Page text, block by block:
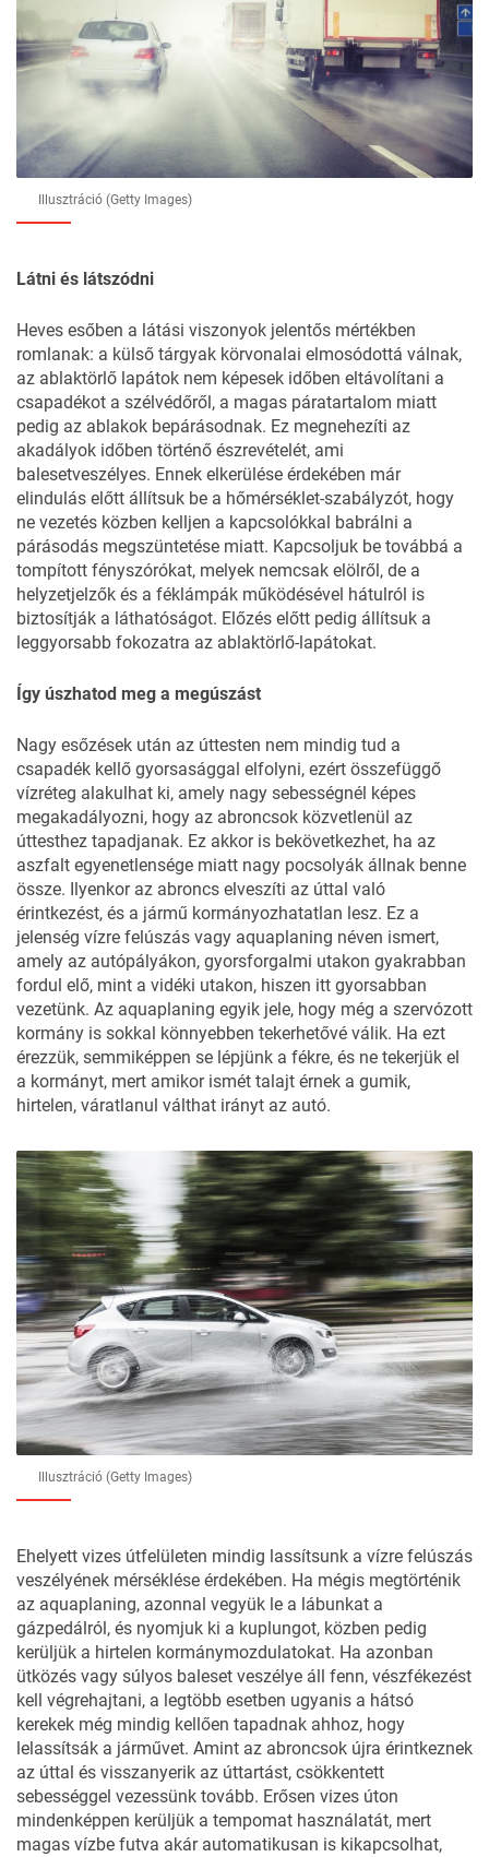
Illusztráció (Getty Images)
Látni és látszódni
Heves esőben a látási viszonyok jelentős mértékben
romlanak: a külső tárgyak körvonalai elmosódottá válnak,
az ablaktörlő lapátok nem képesek időben eltávolítani a
csapadékot a szélvédőről, a magas páratartalom miatt
pedig az ablakok bepárásodnak. Ez megnehezíti az
akadályok időben történő észrevételét, ami
balesetveszélyes. Ennek elkerülése érdekében már
elindulás előtt állítsuk be a hőmérséklet-szabályzót, hogy
ne vezetés közben kelljen a kapcsolókkal babrálni a
párásodás megszüntetése miatt. Kapcsoljuk be továbbá a
tompított fényszórókat, melyek nemcsak elölről, de a
helyzetjelzők és a féklámpák működésével hátulról is
biztosítják a láthatóságot. Előzés előtt pedig állítsuk a
leggyorsabb fokozatra az ablaktörlő-lapátokat.
Így úszhatod meg a megúszást
Nagy esőzések után az úttesten nem mindig tud a
csapadék kellő gyorsasággal elfolyni, ezért összefüggő
vízréteg alakulhat ki, amely nagy sebességnél képes
megakadályozni, hogy az abroncsok közvetlenül az
úttesthez tapadjanak. Ez akkor is bekövetkezhet, ha az
aszfalt egyenetlensége miatt nagy pocsolyák állnak benne
össze. Ilyenkor az abroncs elveszíti az úttal való
érintkezést, és a jármű kormányozhatatlan lesz. Ez a
jelenség vízre felúszás vagy aquaplaning néven ismert,
amely az autópályákon, gyorsforgalmi utakon gyakrabban
fordul elő, mint a vidéki utakon, hiszen itt gyorsabban
vezetünk. Az aquaplaning egyik jele, hogy még a szervózott
kormány is sokkal könnyebben tekerhetővé válik. Ha ezt
érezzük, semmiképpen se lépjünk a fékre, és ne tekerjük el
a kormányt, mert amikor ismét talajt érnek a gumik,
hirtelen, váratlanul válthat irányt az autó.
Illusztráció (Getty Images)
Ehelyett vizes útfelületen mindig lassítsunk a vízre felúszás
veszélyének mérséklése érdekében. Ha mégis megtörténik
az aquaplaning, azonnal vegyük le a lábunkat a
gázpedálról, és nyomjuk ki a kuplungot, közben pedig
kerüljük a hirtelen kormánymozdulatokat. Ha azonban
ütközés vagy súlyos baleset veszélye áll fenn, vészfékezést
kell végrehajtani, a legtöbb esetben ugyanis a hátsó
kerekek még mindig kellően tapadnak ahhoz, hogy
lelassítsák a járművet. Amint az abroncsok újra érintkeznek
az úttal és visszanyerik az úttartást, csökkentett
sebességgel vezessünk tovább. Erősen vizes úton
mindenképpen kerüljük a tempomat használatát, mert
magas vízbe futva akár automatikusan is kikapcsolhat,